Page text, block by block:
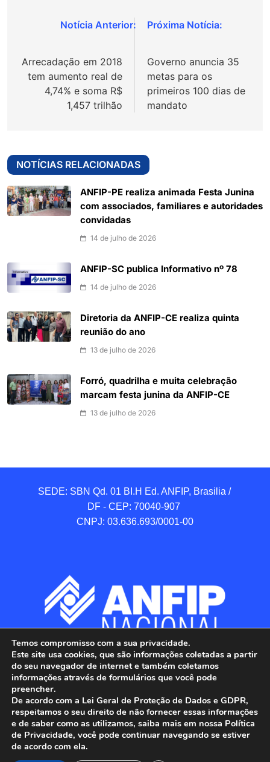
Navegação
Post
Arrecadação em 2018
tem aumento real de
4,74% e soma R$
1,457 trilhão
Governo anuncia 35
metas para os
primeiros 100 dias de
mandato
NOTÍCIAS RELACIONADAS
ANFIP-PE realiza animada Festa Junina
com associados, familiares e autoridades
convidadas
14 de julho de 2026
ANFIP-SC publica Informativo nº 78
14 de julho de 2026
Diretoria da ANFIP-CE realiza quinta
reunião do ano
13 de julho de 2026
Forró, quadrilha e muita celebração
marcam festa junina da ANFIP-CE
13 de julho de 2026
SEDE: SBN Qd. 01 BI.H Ed. ANFIP, Brasilia /
DF - CEP: 70040-907
CNPJ: 03.636.693/0001-00
ANFIP - Associação Nacional dos Auditores
Fiscais da Receita Federal do Brasil.
Temos compromisso com a sua privacidade.
Este site usa cookies, que são informações coletadas a partir
do seu navegador de internet e também coletamos
informações através de formulários que você pode
preencher.
De acordo com a Lei Geral de Proteção de Dados e GDPR,
respeitamos o seu direito de não fornecer essas informações
e de saber como as utilizamos, saiba mais em nossa Política
de Privacidade, você pode continuar navegando se estiver
de acordo com ela.